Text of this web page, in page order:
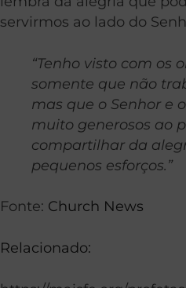
servirmos ao lado do
“Tenho visto com os
somente que não
mas que o Senhor e
muito generosos ao
compartilhar da
pequenos esforços.”
Fonte: Church News
Relacionado: